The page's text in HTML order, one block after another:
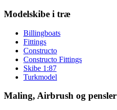
Modelskibe i træ
Billingboats
Fittings
Constructo
Constructo Fittings
Skibe 1:87
Turkmodel
Maling, Airbrush og pensler